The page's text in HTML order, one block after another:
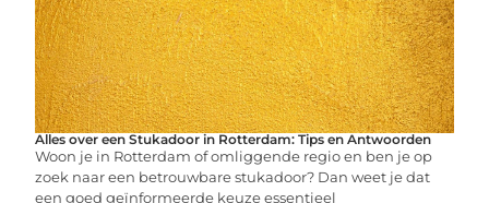
Alles over een Stukadoor in Rotterdam: Tips en Antwoorden
Woon je in Rotterdam of omliggende regio en ben je op
zoek naar een betrouwbare stukadoor? Dan weet je dat
een goed geïnformeerde keuze essentieel